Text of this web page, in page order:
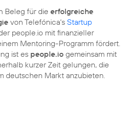
Beleg für die erfolgreiche
von Telefónica‘s Startup
people.io mit finanzieller
Mentoring-Programm fördert.
ist es people.io gemeinsam mit
kurzer Zeit gelungen, die
deutschen Markt anzubieten.